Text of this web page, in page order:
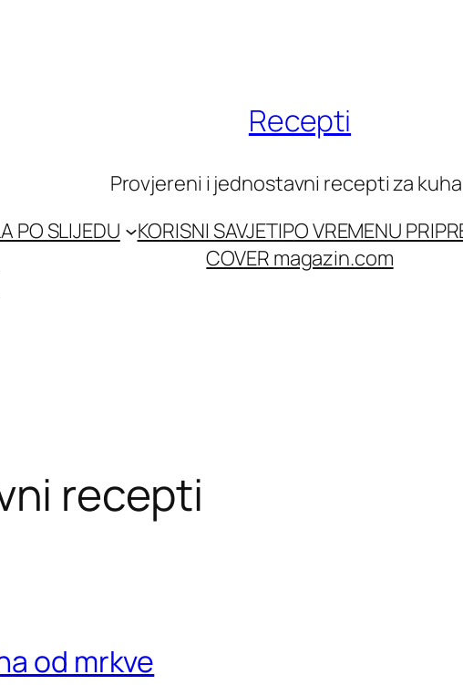
Recepti
Provjereni i jednostavni recepti za
PO SLIJEDU KORISNI SAVJETIPO VREMENU
COVER magazin.com
recepti
od mrkve